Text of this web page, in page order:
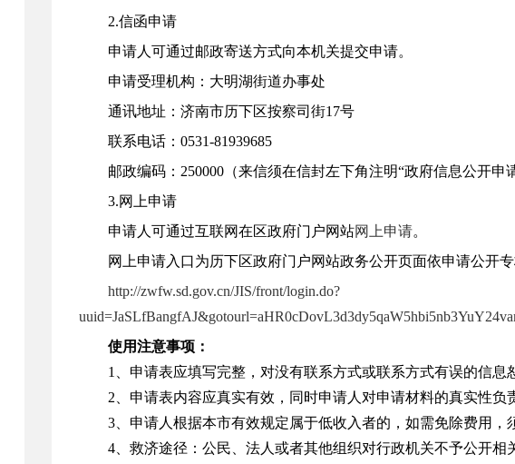
2.信函申请
申请人可通过邮政寄送方式向本机关提交申请。
申请受理机构：大明湖街道办事处
通讯地址： 济南市历下区按察司街17号
联系电话：0531-81939685
邮政编码：250000 （来信须在信封左下角注明“政府信息公开申
3.网上申请
申请人可通过互联网在区政府门户网站网上申请。
网上申请入口为历下区政府门户网站政务公开页面依申请公开
http://zwfw.sd.gov.cn/JIS/front/login.do?
使用注意事项：
1、申请表应填写完整，对没有联系方式或联系方式有误的信息
2、申请表内容应真实有效，同时申请人对申请材料的真实性负
3、申请人根据本市有效规定属于低收入者的，如需免除费用，
4、救济途径：公民、法人或者其他组织对行政机关不予公开